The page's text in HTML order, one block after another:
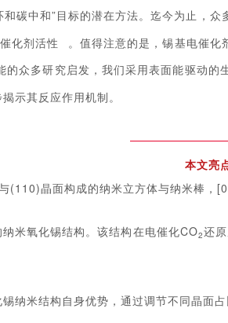
和碳中和”目标的潜在方法。迄今为止，
催化剂活性 。值得注意的是，锡基电催
的众多研究启发，我们采用表面能驱动
示其反应作用机制。
本文亮
晶面构成的纳米立方体与纳米棒，
米氧化锡结构。该结构在电催化CO2还
纳米结构自身优势，通过调节不同晶面